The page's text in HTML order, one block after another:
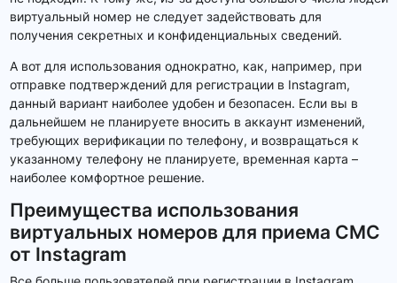
виртуальный номер не следует задействовать для
получения секретных и конфиденциальных сведений.
А вот для использования однократно, как, например, при
отправке подтверждений для регистрации в Instagram,
данный вариант наиболее удобен и безопасен. Если вы в
дальнейшем не планируете вносить в аккаунт изменений,
требующих верификации по телефону, и возвращаться к
указанному телефону не планируете, временная карта –
наиболее комфортное решение.
Преимущества использования
виртуальных номеров для приема СМС
от Instagram